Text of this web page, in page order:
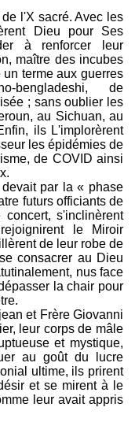
l'X sacré. Avec les
Dieu pour Ses
à renforcer leur
maître des incubes
terme aux guerres
bengladeshi, de
; sans oublier les
au Sichuan, au
ils L'implorèrent
les épidémies de
de COVID ainsi
par la « phase
futurs officiants de
s'inclinèrent
le Miroir
de leur robe de
consacrer au Dieu
nus face
la chair pour
et Frère Giovanni
leur corps de mâle
et mystique,
au goût du lucre
ultime, ils prirent
et se mirent à le
leur avait appris